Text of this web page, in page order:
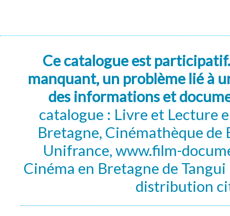
Ce catalogue est
manquant, un problème lié à
des informations et
catalogue : Livre et Lecture
Bretagne, Cinémathèque de
Unifrance, www.film-
Cinéma en Bretagne de
distribution